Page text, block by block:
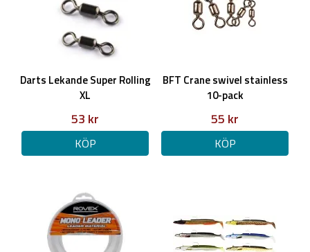
Darts Lekande Super Rolling
XL
53 kr
KÖP
BFT Crane swivel stainless
10-pack
55 kr
KÖP